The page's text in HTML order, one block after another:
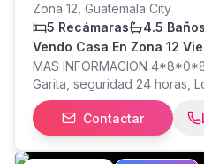
Zona 12, Guatemala City
5 Recámaras
4.5 Baños
Vendo Casa En Zona 12
MAS INFORMACION
Garita, seguridad 24 horas,
construcción 3 parqueos (2
HABITACIONES: 1
completo y Walking Closet 2
con baño compartido 1
Contactar